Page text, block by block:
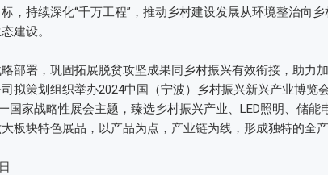
，持续深化“千万工程”，推动乡村建设发展从环境整治向
建设。
部署，巩固拓展脱贫攻坚成果同乡村振兴有效衔接，助力
拟策划组织举办2024中国（宁波）乡村振兴新兴产业博览会
国家战略性展会主题，臻选乡村振兴产业、LED照明、储
板块特色展品，以产品为点，产业链为线，形成独特的全产